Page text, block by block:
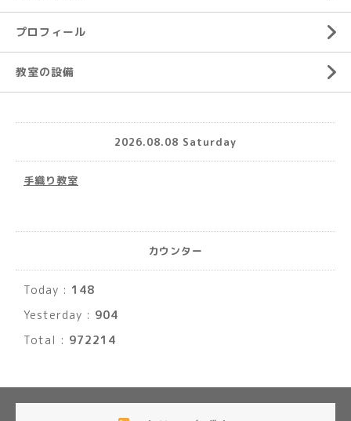
プロフィール
教室の設備
2026.08.08 Saturday
手織り教室
カウンター
Today : 148
Yesterday : 904
Total : 972214